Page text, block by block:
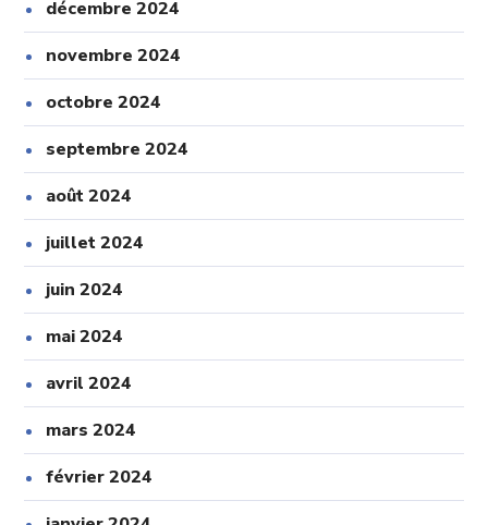
décembre 2024
novembre 2024
octobre 2024
septembre 2024
août 2024
juillet 2024
juin 2024
mai 2024
avril 2024
mars 2024
février 2024